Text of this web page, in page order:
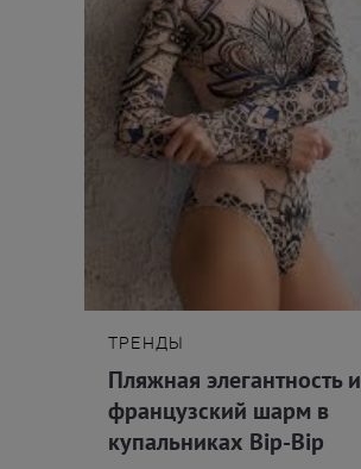
ТРЕНДЫ
Пляжная элегантность и
французский шарм в
купальниках Bip-Bip